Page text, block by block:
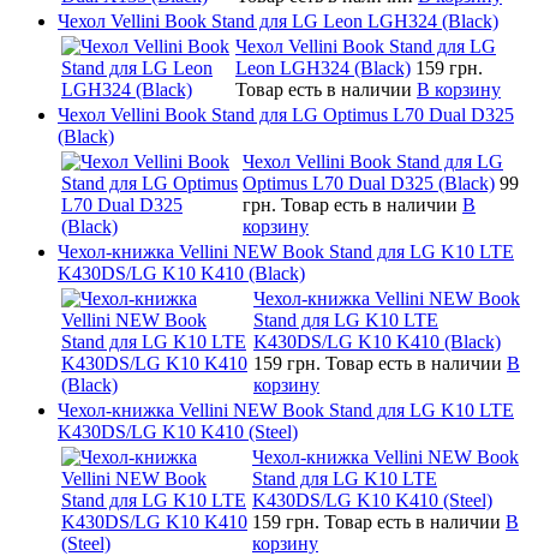
Чехол Vellini Book Stand для LG Leon LGH324 (Black)
Чехол Vellini Book Stand для LG
Leon LGH324 (Black) 159 грн.
Товар есть в наличии В корзину
Чехол Vellini Book Stand для LG Optimus L70 Dual D325
(Black)
Чехол Vellini Book Stand для LG
Optimus L70 Dual D325 (Black) 99
грн. Товар есть в наличии В
корзину
Чехол-книжка Vellini NEW Book Stand для LG K10 LTE
K430DS/LG K10 K410 (Black)
Чехол-книжка Vellini NEW Book
Stand для LG K10 LTE
K430DS/LG K10 K410 (Black)
159 грн. Товар есть в наличии В
корзину
Чехол-книжка Vellini NEW Book Stand для LG K10 LTE
K430DS/LG K10 K410 (Steel)
Чехол-книжка Vellini NEW Book
Stand для LG K10 LTE
K430DS/LG K10 K410 (Steel)
159 грн. Товар есть в наличии В
корзину